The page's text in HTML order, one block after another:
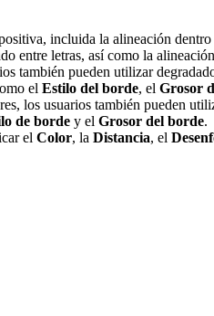
incluida la alineación dentro
entre letras, así como la
también pueden utilizar
el Estilo del borde, el Grosor
los usuarios también pueden
de borde y el Grosor del borde.
el Color, la Distancia, el